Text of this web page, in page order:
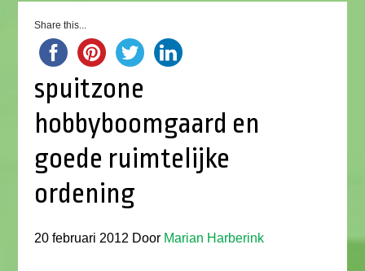
Share this...
spuitzone
hobbyboomgaard en
goede ruimtelijke
ordening
20 februari 2012 Door Marian Harberink